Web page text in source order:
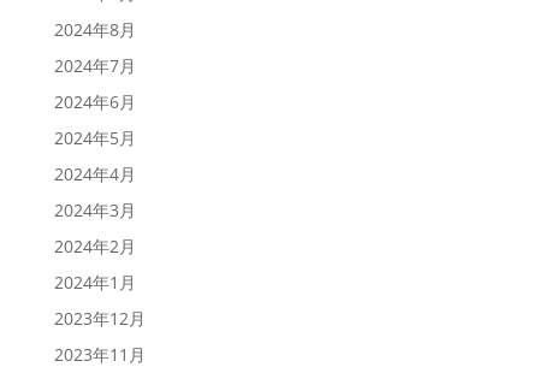
2024年8月
2024年7月
2024年6月
2024年5月
2024年4月
2024年3月
2024年2月
2024年1月
2023年12月
2023年11月